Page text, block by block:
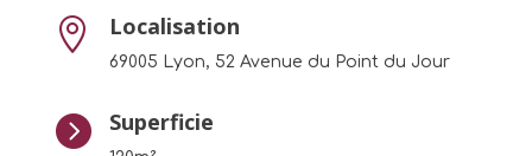
 Localisation
69005 Lyon, 52 Avenue du Point du Jour
 Superficie